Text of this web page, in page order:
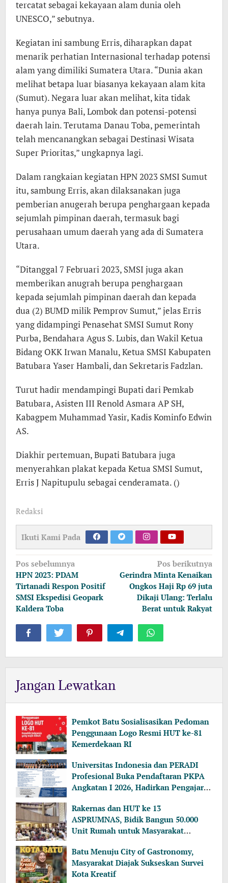
tercatat sebagai kekayaan alam dunia oleh
UNESCO,” sebutnya.
Kegiatan ini sambung Erris, diharapkan dapat
menarik perhatian Internasional terhadap potensi
alam yang dimiliki Sumatera Utara. “Dunia akan
melihat betapa luar biasanya kekayaan alam kita
(Sumut). Negara luar akan melihat, kita tidak
hanya punya Bali, Lombok dan potensi-potensi
daerah lain. Terutama Danau Toba, pemerintah
telah mencanangkan sebagai Destinasi Wisata
Super Prioritas,” ungkapnya lagi.
Dalam rangkaian kegiatan HPN 2023 SMSI Sumut
itu, sambung Erris, akan dilaksanakan juga
pemberian anugerah berupa penghargaan kepada
sejumlah pimpinan daerah, termasuk bagi
perusahaan umum daerah yang ada di Sumatera
Utara.
“Ditanggal 7 Februari 2023, SMSI juga akan
memberikan anugrah berupa penghargaan
kepada sejumlah pimpinan daerah dan kepada
dua (2) BUMD milik Pemprov Sumut,” jelas Erris
yang didampingi Penasehat SMSI Sumut Rony
Purba, Bendahara Agus S. Lubis, dan Wakil Ketua
Bidang OKK Irwan Manalu, Ketua SMSI Kabupaten
Batubara Yaser Hambali, dan Sekretaris Fadzlan.
Turut hadir mendampingi Bupati dari Pemkab
Batubara, Asisten III Renold Asmara AP SH,
Kabagpem Muhammad Yasir, Kadis Kominfo Edwin
AS.
Diakhir pertemuan, Bupati Batubara juga
menyerahkan plakat kepada Ketua SMSI Sumut,
Erris J Napitupulu sebagai cenderamata. ()
Redaksi
Ikuti Kami Pada
Navigasi
pos
Pos sebelumnya
HPN 2023: PDAM
Tirtanadi Respon Positif
SMSI Ekspedisi Geopark
Kaldera Toba
Pos berikutnya
Gerindra Minta Kenaikan
Ongkos Haji Rp 69 juta
Dikaji Ulang: Terlalu
Berat untuk Rakyat
Jangan Lewatkan
Pemkot Batu Sosialisasikan Pedoman
Penggunaan Logo Resmi HUT ke-81
Kemerdekaan RI
Universitas Indonesia dan PERADI
Profesional Buka Pendaftaran PKPA
Angkatan I 2026, Hadirkan Pengajar
Rakernas dan HUT ke 13
ASPRUMNAS, Bidik Bangun 50.000
Unit Rumah untuk Masyarakat
Batu Menuju City of Gastronomy,
Masyarakat Diajak Sukseskan Survei
Kota Kreatif